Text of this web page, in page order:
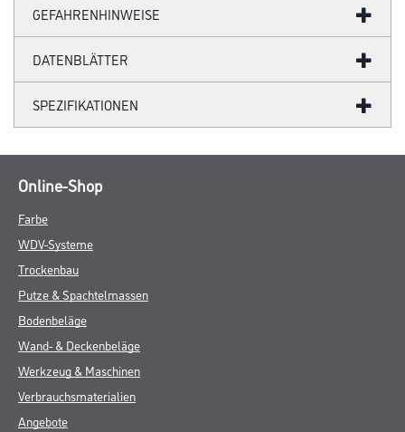
GEFAHRENHINWEISE
DATENBLÄTTER
SPEZIFIKATIONEN
Online-Shop
Farbe
WDV-Systeme
Trockenbau
Putze & Spachtelmassen
Bodenbeläge
Wand- & Deckenbeläge
Werkzeug & Maschinen
Verbrauchsmaterialien
Angebote